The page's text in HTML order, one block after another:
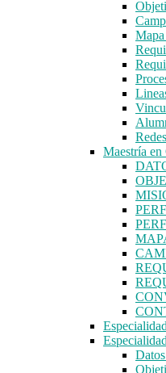
Maestría